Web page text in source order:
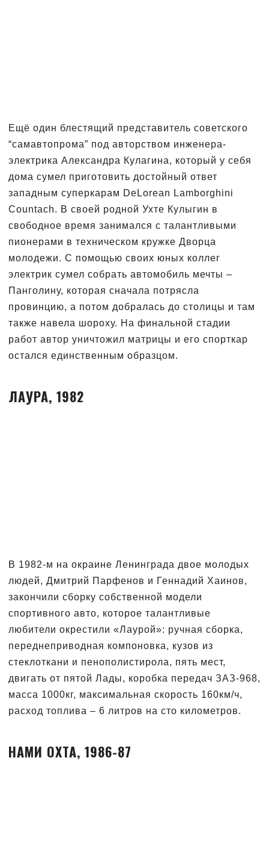
Ещё один блестящий представитель советского
“самавтопрома” под авторством инженера-
электрика Александра Кулагина, который у себя
дома сумел приготовить достойный ответ
западным суперкарам DeLorean Lamborghini
Countach. В своей родной Ухте Кулыгин в
свободное время занимался с талантливыми
пионерами в техническом кружке Дворца
молодежи. С помощью своих юных коллег
электрик сумел собрать автомобиль мечты –
Панголину, которая сначала потрясла
провинцию, а потом добралась до столицы и там
также навела шороху. На финальной стадии
работ автор уничтожил матрицы и его спорткар
остался единственным образцом.
ЛАУРА, 1982
В 1982-м на окраине Ленинграда двое молодых
людей, Дмитрий Парфенов и Геннадий Хаинов,
закончили сборку собственной модели
спортивного авто, которое талантливые
любители окрестили «Лаурой»: ручная сборка,
переднеприводная компоновка, кузов из
стеклоткани и пенополистирола, пять мест,
двигать от пятой Лады, коробка передач ЗАЗ-968,
масса 1000кг, максимальная скорость 160км/ч,
расход топлива – 6 литров на сто километров.
НАМИ ОХТА, 1986-87